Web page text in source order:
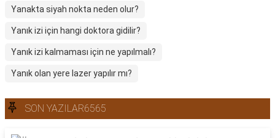
Yanakta siyah nokta neden olur?
Yanık izi için hangi doktora gidilir?
Yanık izi kalmaması için ne yapılmalı?
Yanık olan yere lazer yapılır mı?
SON YAZILAR6565